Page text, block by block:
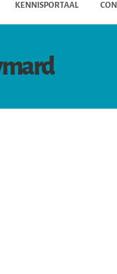
KENNISPORTAAL